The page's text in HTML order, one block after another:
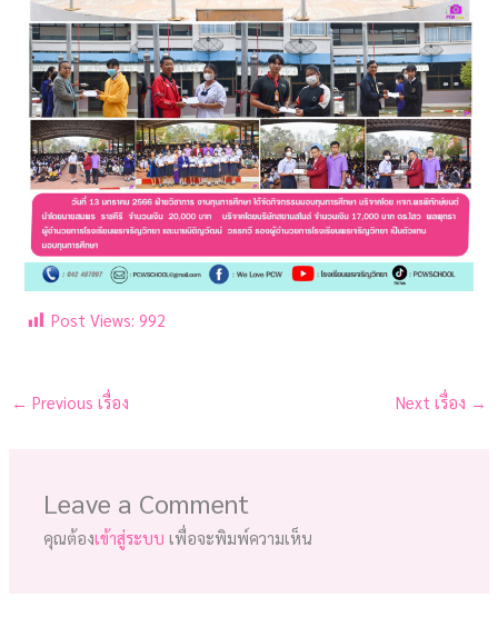
Post Views: 992
← Previous เรื่อง Next เรื่อง →
Leave a Comment
คุณต้องเข้าสู่ระบบ เพื่อจะพิมพ์ความเห็น